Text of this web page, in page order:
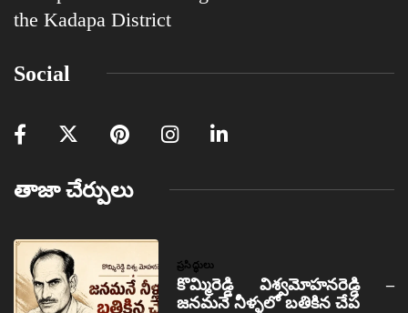
the Kadapa District
Social
తాజా చేర్పులు
ప్రసిద్ధులు
కొమ్మిరెడ్డి విశ్వమోహనరెడ్డి –
జనమనే నీళ్ళలో బతికిన చేప